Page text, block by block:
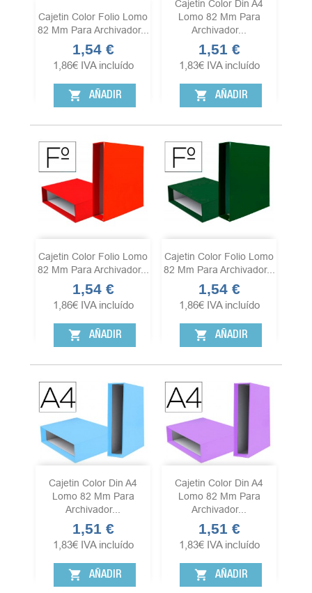
Cajetin Color Folio Lomo
82 Mm Para Archivador...
Precio
1,54 €
1,86€ IVA incluído
shopping_cart AÑADIR
Cajetin Color Din A4
Lomo 82 Mm Para
Archivador...
Precio
1,51 €
1,83€ IVA incluído
shopping_cart AÑADIR
Cajetin Color Folio Lomo
82 Mm Para Archivador...
Precio
1,54 €
1,86€ IVA incluído
shopping_cart AÑADIR
Cajetin Color Folio Lomo
82 Mm Para Archivador...
Precio
1,54 €
1,86€ IVA incluído
shopping_cart AÑADIR
Cajetin Color Din A4
Lomo 82 Mm Para
Archivador...
Precio
1,51 €
1,83€ IVA incluído
shopping_cart AÑADIR
Cajetin Color Din A4
Lomo 82 Mm Para
Archivador...
Precio
1,51 €
1,83€ IVA incluído
shopping_cart AÑADIR